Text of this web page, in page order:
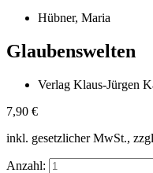
Hübner, Maria
Glaubenswelten
Verlag Klaus-Jürgen
7,90 €
inkl. gesetzlicher MwSt.,
Anzahl: